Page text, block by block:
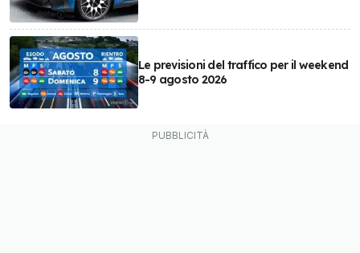
Le previsioni del traffico per il weekend
8-9 agosto 2026